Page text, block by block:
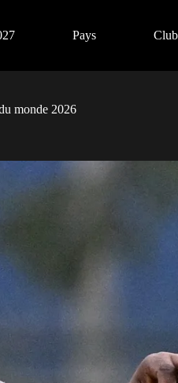
Pays
monde 2026